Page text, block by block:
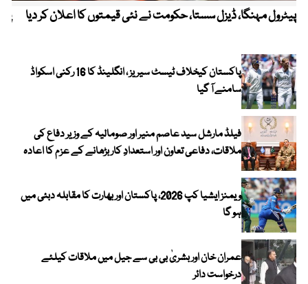
پیٹرول مہنگا، ڈیزل سستا، حکومت نے نئی قیمتوں کا اعلان کر دیا
پاکستان کیخلاف ٹیسٹ سیریز ، انگلینڈ کا 16 رکنی اسکواڈ
سامنے آ گیا
فیلڈ مارشل سید عاصم منیر اور صومالیہ کے وزیر دفاع کی
ملاقات، دفاعی تعاون اور استعدادِ کار بڑھانے کے عزم کا اعادہ
ویمنز ایشیا کپ 2026، پاکستان اور بھارت کا مقابلہ دبئی میں
ہو گا
عمران خان اور بشریٰ بی بی سے جیل میں ملاقات کیلئے
درخواست دائر